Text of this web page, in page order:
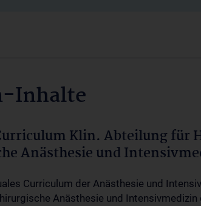
Inhalte
Klin. Abteilung für
Anästhesie und
Curriculum der Anästhesie und
Anästhesie und